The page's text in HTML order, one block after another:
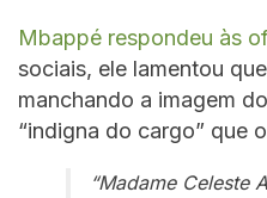
Mbappé respondeu às
sociais, ele lamentou
manchando a imagem
“indigna do cargo” que
“Madame Celeste